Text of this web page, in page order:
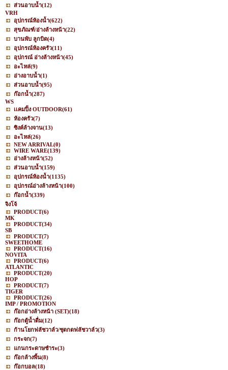
ส่วนอาบน้ำ(12)
VRH
อุปกรณ์ห้องน้ำ(622)
สุขภัณฑ์/อ่างล้างหน้า(22)
บานพับ ลูกบิด(4)
อุปกรณ์ห้องครัว(11)
อุปกรณ์ อ่างล้างหน้า(45)
อะไหล่(9)
อ่างอาบน้ำ(1)
ส่วนอาบน้ำ(95)
ก๊อกน้ำ(287)
WS
เเคมปิ้ง OUTDOOR(61)
ห้องครัว(7)
ซิงค์ล้างจาน(13)
อะไหล่(26)
NEW ARRIVAL(0)
WIRE WARE(139)
อ่างล้างหน้า(52)
ส่วนอาบน้ำ(159)
อุปกรณ์ห้องน้ำ(1135)
อุปกรณ์อ่างล้างหน้า(100)
ก๊อกน้ำ(339)
จิงโจ้
PRODUCT(6)
MK
PRODUCT(34)
SB
PRODUCT(7)
SWEETHOME
PRODUCT(16)
NOVITA
PRODUCT(6)
ATLANTIC
PRODUCT(20)
HOP
PRODUCT(7)
TIGER
PRODUCT(26)
IMP / PROMOTION
ก๊อกอ่างล้างหน้า (SET)(18)
ก๊อกตู้น้ำดื่ม(12)
ก้านโยกฟลัชวาล์ว/ชุดกดฟลัชวาล์ว(3)
กระจก(7)
แกนกระดาษชำระ(3)
ก๊อกล้างพื้น(8)
ก๊อกบอล(18)